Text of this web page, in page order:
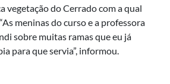
vegetação do Cerrado com a qual
meninas do curso e a professora
sobre muitas ramas que eu já
para que servia”, informou.